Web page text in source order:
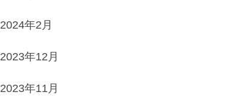
2024年2月
2023年12月
2023年11月